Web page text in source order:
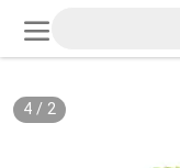
2
/
4